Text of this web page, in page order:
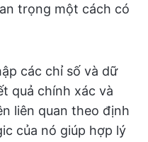
trọng một cách có
các chỉ số và dữ
quả chính xác và
liên quan theo định
của nó giúp hợp lý